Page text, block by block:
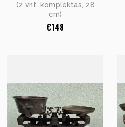
(2 vnt. komplektas, 28
cm)
€148